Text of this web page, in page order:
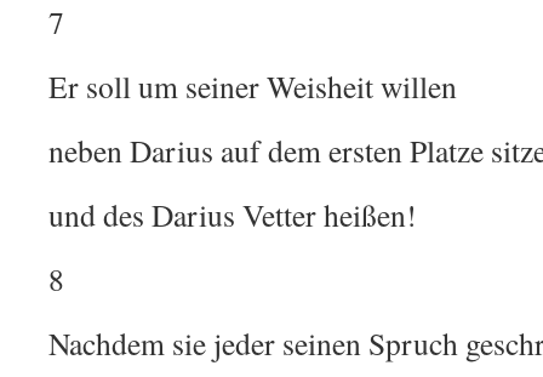
7
Er soll um seiner Weisheit willen
neben Darius auf dem ersten Platze
und des Darius Vetter heißen!
8
Nachdem sie jeder seinen Spruch